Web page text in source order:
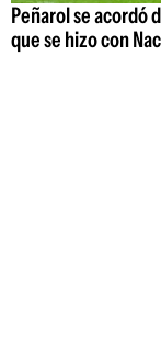
Peñarol se acordó
que se hizo con